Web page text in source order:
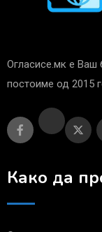
Огласисе.мк е Ваш
постоиме од 2015
Како да